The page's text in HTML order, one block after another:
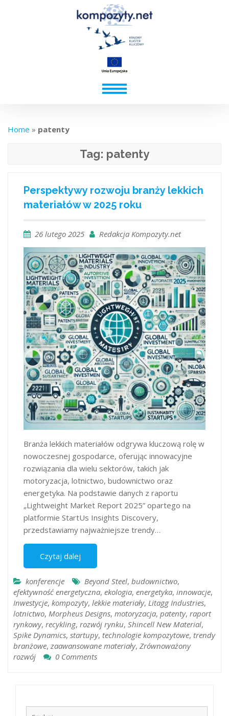
Home » patenty
Tag: patenty
Perspektywy rozwoju branży lekkich
materiałów w 2025 roku
26 lutego 2025 Redakcja Kompozyty.net
Branża lekkich materiałów odgrywa kluczową rolę w
nowoczesnej gospodarce, oferując innowacyjne
rozwiązania dla wielu sektorów, takich jak
motoryzacja, lotnictwo, budownictwo oraz
energetyka. Na podstawie danych z raportu
„Lightweight Market Report 2025” opartego na
platformie StartUs Insights Discovery,
przedstawiamy najważniejsze trendy…
Czytaj dalej
konferencje Beyond Steel, budownictwo,
efektywność energetyczna, ekologia, energetyka, innowacje,
Inwestycje, kompozyty, lekkie materiały, Litagg Industries,
lotnictwo, Morpheus Designs, motoryzacja, patenty, raport
rynkowy, recykling, rozwój rynku, Shincell New Material,
Spike Dynamics, startupy, technologie kompozytowe, trendy
branżowe, zaawansowane materiały, Zrównoważony
rozwój
0 Comments